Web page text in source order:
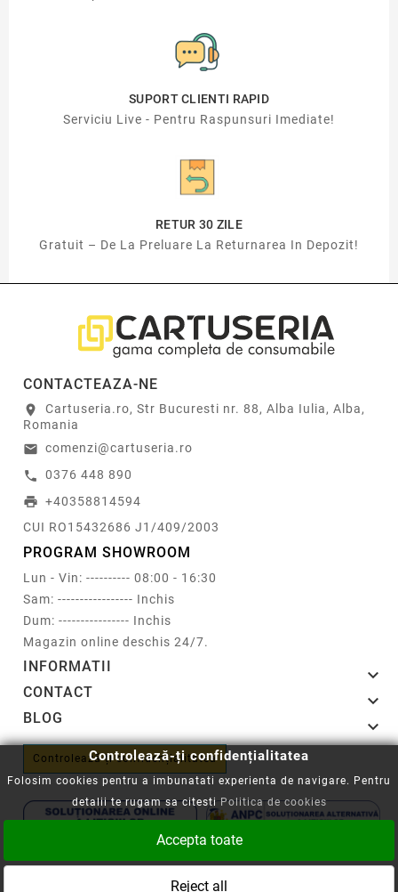
SUPORT CLIENTI RAPID
Serviciu Live - Pentru Raspunsuri Imediate!
RETUR 30 ZILE
Gratuit – De La Preluare La Returnarea In Depozit!
CONTACTEAZA-NE
location_on
Cartuseria.ro, Str Bucuresti nr. 88, Alba Iulia, Alba,
Romania
email comenzi@cartuseria.ro
call 0376 448 890
print +40358814594
CUI RO15432686 J1/409/2003
PROGRAM SHOWROOM
Lun - Vin: ---------- 08:00 - 16:30
Sam: ----------------- Inchis
Dum: ---------------- Inchis
Magazin online deschis 24/7.
INFORMATII 
CONTACT 
BLOG 
Controlează-ți confidențialitatea
Copyright © 2008-2026 - Cartuseria.ro
Controlează-ți confidențialitatea
Folosim cookies pentru a imbunatati experienta de navigare. Pentru
detalii te rugam sa citestiPolitica de cookies
Accepta toate
Reject all